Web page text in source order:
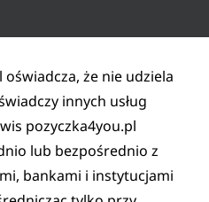
że nie udziela
innych usług
pozyczka4you.pl
lub bezpośrednio z
bankami i instytucjami